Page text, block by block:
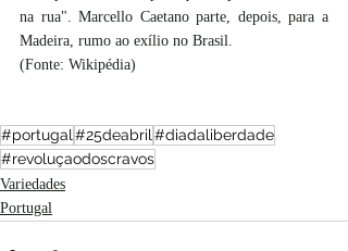
na rua". Marcello Caetano parte, depois, para a
Madeira, rumo ao exílio no Brasil.
(Fonte: Wikipédia)
#portugal#25deabril#diadaliberdade
#revoluçaodoscravos
Variedades
Portugal